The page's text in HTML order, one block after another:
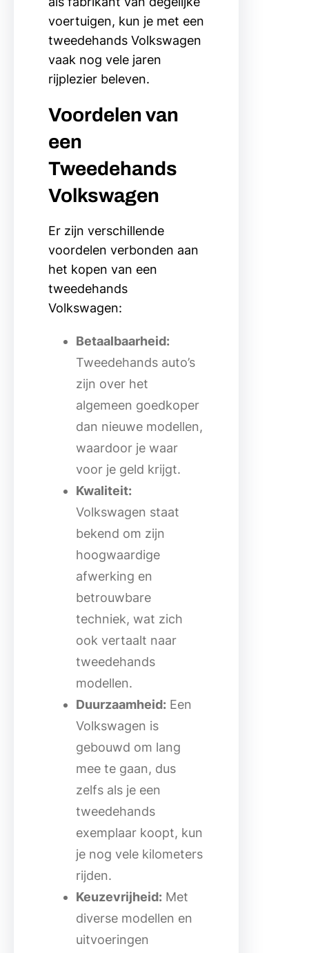
voertuigen, kun je met een
tweedehands Volkswagen
vaak nog vele jaren
rijplezier beleven.
Voordelen van
een
Tweedehands
Volkswagen
Er zijn verschillende
voordelen verbonden aan
het kopen van een
tweedehands
Volkswagen:
Betaalbaarheid:
Tweedehands auto’s
zijn over het
algemeen goedkoper
dan nieuwe modellen,
waardoor je waar
voor je geld krijgt.
Kwaliteit:
Volkswagen staat
bekend om zijn
hoogwaardige
afwerking en
betrouwbare
techniek, wat zich
ook vertaalt naar
tweedehands
modellen.
Duurzaamheid: Een
Volkswagen is
gebouwd om lang
mee te gaan, dus
zelfs als je een
tweedehands
exemplaar koopt, kun
je nog vele kilometers
rijden.
Keuzevrijheid: Met
diverse modellen en
uitvoeringen